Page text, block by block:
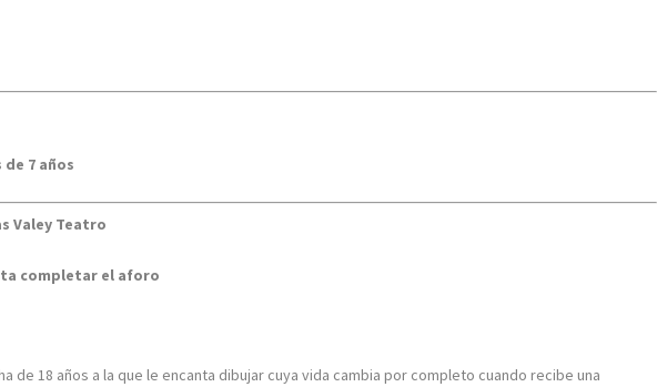
7 años
Valey Teatro
completar el aforo
de 18 años a la que le encanta dibujar cuya vida cambia por completo cuando recibe una